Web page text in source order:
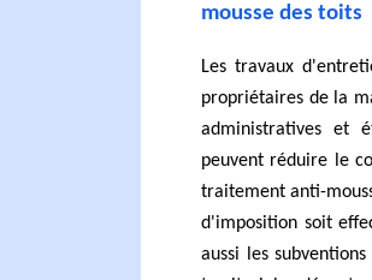
mousse des toits
Les travaux
propriétaires de la
administratives et
peuvent réduire le
traitement anti-
d'imposition soit
aussi les